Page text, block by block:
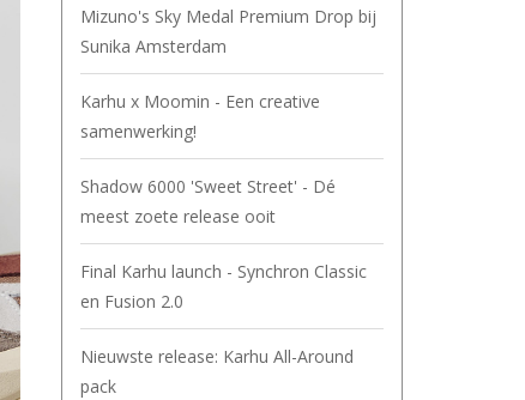
Mizuno's Sky Medal Premium Drop bij
Sunika Amsterdam
Karhu x Moomin - Een creative
samenwerking!
Shadow 6000 'Sweet Street' - Dé
meest zoete release ooit
Final Karhu launch - Synchron Classic
en Fusion 2.0
Nieuwste release: Karhu All-Around
pack